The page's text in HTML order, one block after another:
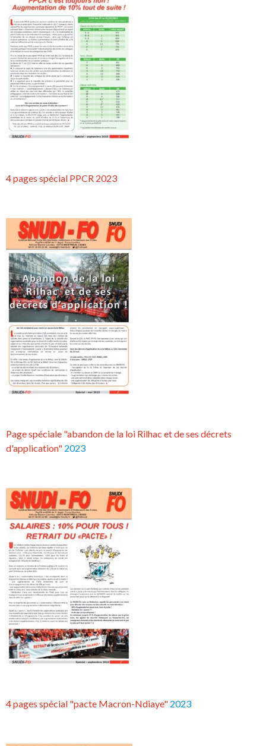
4 pages spécial PPCR 2023
Page spéciale "abandon de la loi Rilhac et de ses décrets
d'application" 2023
4 pages spécial "pacte Macron-Ndiaye" 2023